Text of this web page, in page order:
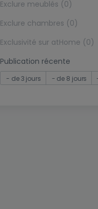
Exclure meublés (0)
Exclure chambres (0)
Exclusivité sur atHome (0)
Publication récente
- de 3 jours - de 8 jours